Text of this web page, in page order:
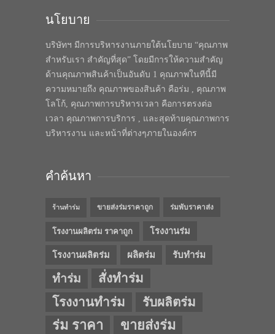
นโยบาย
บริษัทฯ มีการบริหารงานภายใต้นโยบาย “คุณภาพ
สำหรับเรา สำคัญที่สุด” โดยมีการให้ความสำคัญ
ด้านคุณภาพสินค้าเป็นอันดับ 1 คุณภาพในทีนี้มี
ความหมายถึง คุณภาพของสินค้า คือร่ม , คุณภาพ
โลโก้, คุณภาพการบริหารเวลา คือการตรงต่อ
เวลา คุณภาพการบริการ , และสุดท้ายคุณภาพการ
บริหารงาน และหน้าที่ต่างๆภายในองค์กร
คำค้นหา
ร้านทำร่ม ขายส่งร่มราคาถูก ร่มพับราคาส่ง
โรงงานผลิตร่ม ราคาถูก โรงงานร่ม
โรงงานผลิตร่ม ผลิตร่ม รับทำร่ม
ทำร่ม
สั่งทำร่ม
โรงงานทำร่ม
รับผลิตร่ม
ร่ม ราคา ขายส่งร่ม